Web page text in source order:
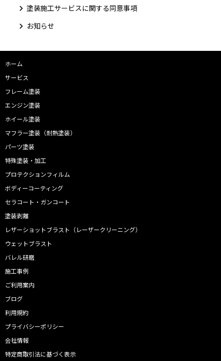
塗装施工サービスに関する同意事項
お知らせ
ホーム
サービス
フレーム塗装
エンジン塗装
ホイール塗装
マフラー塗装（耐熱塗装）
パーツ塗装
特殊塗装・加工
プロテクションフィルム
ボディーコーティング
セラコート・ガンコート
塗装剥離
レザーショットブラスト（レーザークリーニング）
ウェットブラスト
バレル研磨
施工事例
ご利用案内
ブログ
利用規約
プライバシーポリシー
会社情報
特定商取引法に基づく表示